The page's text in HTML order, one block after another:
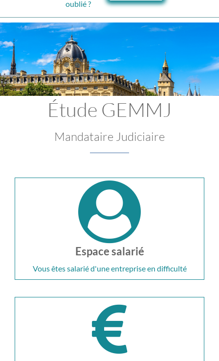
oublié ?
Étude GEMMJ
Mandataire Judiciaire
Espace salarié
Vous êtes salarié d'une entreprise en difficulté